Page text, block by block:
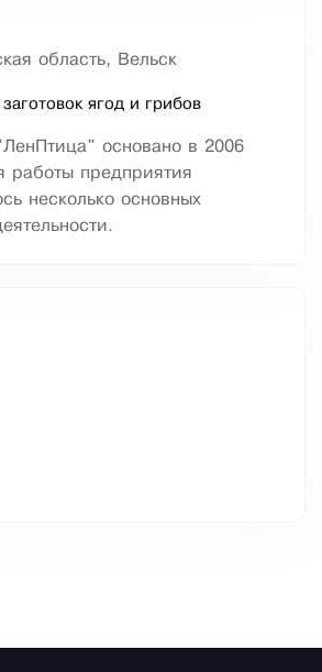
область, Вельск
ягод и грибов
основано в 2006
работы предприятия
несколько основных